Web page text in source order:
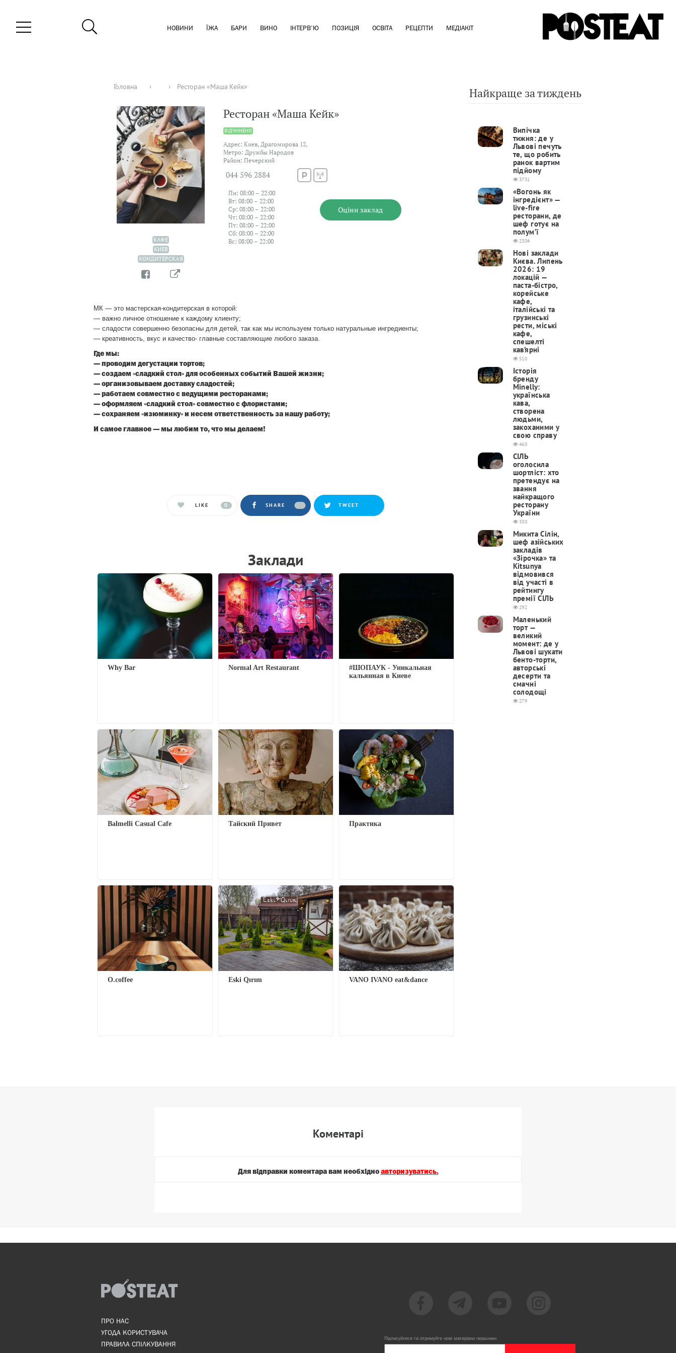
НОВИНИ ЇЖА БАРИ ВИНО ІНТЕРВ'Ю ПОЗИЦІЯ ОСВІТА РЕЦЕПТИ МЕДІАКІТ
Головна › › Ресторан «Маша Кейк»
КАФЕ
КИЕВ
КОНДИТЕРСКАЯ
Ресторан «Маша Кейк»
ВIДЧИНЕНО
Адрес: Киев, Драгомирова 12,
Метро: Дружбы Народов
Район: Печерский
044 596 2884
Пн: 08:00 – 22:00
Вт: 08:00 – 22:00
Ср: 08:00 – 22:00
Чт: 08:00 – 22:00
Пт: 08:00 – 22:00
Сб: 08:00 – 22:00
Вс: 08:00 – 22:00
Оцiни заклад
МК — это мастерская-кондитерская в которой:
— важно личное отношение к каждому клиенту;
— сладости совершенно безопасны для детей, так как мы используем только натуральные ингредиенты;
— креативность, вкус и качество- главные составляющие любого заказа.
Где мы:
— проводим дегустации тортов;
— создаем «сладкий стол» для особенных событий Вашей жизни;
— организовываем доставку сладостей;
— работаем совместно с ведущими ресторанами;
— оформляем «сладкий стол» совместно с флористами;
— сохраняем «изюминку» и несем ответственность за нашу работу;
И самое главное — мы любим то, что мы делаем!
LIKE 0 SHARE TWEET
Заклади
Why Bar Normal Art Restaurant
#ШОПАУК - Уникальная
кальянная в Киеве
Balmelli Casual Cafe Тайский Привет Практика
O.coffee Eski Qırım VANO IVANO eat&dance
Найкраще за тиждень
Випічка
тижня: де у
Львові печуть
те, що робить
ранок вартим
підйому
3731
«Вогонь як
інгредієнт» —
live-fire
ресторани, де
шеф готує на
полум’ї
2304
Нові заклади
Києва. Липень
2026: 19
локацій —
паста-бістро,
корейське
кафе,
італійські та
грузинські
рести, міські
кафе,
спешелті
кав’ярні
510
Історія
бренду
Minelly:
українська
кава,
створена
людьми,
закоханими у
свою справу
460
СІЛЬ
оголосила
шортліст: хто
претендує на
звання
найкращого
ресторану
України
330
Микита Сілін,
шеф азійських
закладів
«Зірочка» та
Kitsunya
відмовився
від участі в
рейтингу
премії СІЛЬ
292
Маленький
торт —
великий
момент: де у
Львові шукати
бенто-торти,
авторські
десерти та
смачні
солодощі
279
Коментарi
Для вiдправки коментара вам необхiдно авторизуватись.
ПРО НАС
УГОДА КОРИСТУВАЧА
ПРАВИЛА СПІЛКУВАННЯ
Підписуйтеся та отримуйте нові матеріали першими